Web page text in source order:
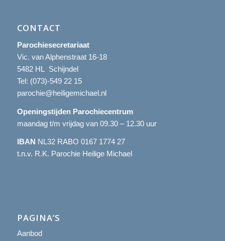
CONTACT
Parochiesecretariaat
Vic. van Alphenstraat 16-18
5482 HL Schijndel
Tel: (073)-549 22 15
parochie@heiligemichael.nl
Openingstijden Parochiecentrum
maandag t/m vrijdag van 09.30 – 12.30 uur
IBAN NL32 RABO 0167 1774 27
t.n.v. R.K. Parochie Heilige Michael
PAGINA’S
Aanbod